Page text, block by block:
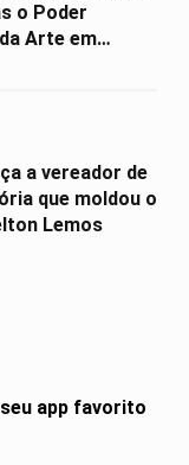
o Poder
Arte em
a vereador de
que moldou o
Lemos
app favorito